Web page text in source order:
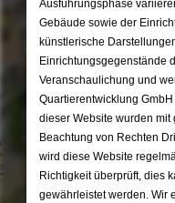
Ausführungsphase
Gebäude sowie der
künstlerische
Einrichtungsgegenstände
Veranschaulichung und
Quartierentwicklung
dieser Website wurden
Beachtung von Rechten
wird diese Website
Richtigkeit überprüft, dies
gewährleistet werden. Wir